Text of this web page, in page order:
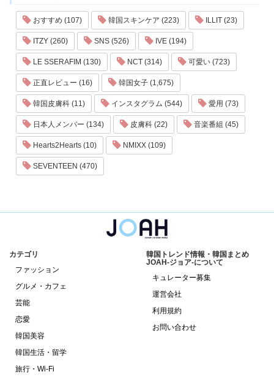
おすすめ (107) 韓国スキンケア (223) ILLIT (23)
ITZY (260) SNS (526) IVE (194)
LE SSERAFIM (130) NCT (314) 可愛い (723)
正直レビュー (16) 韓国女子 (1,675)
韓国皮膚科 (11) インスタグラム (544) 愛用 (73)
日本人メンバー (134) 皮膚科 (22) 音楽番組 (45)
Hearts2Hearts (10) NMIXX (109)
SEVENTEEN (470)
カテゴリ
ファッション
グルメ・カフェ
芸能
恋愛
韓国美容
韓国生活・留学
旅行・Wi-Fi
韓国トレンド情報・韓国まとめ
JOAH-ジョア-について
キュレーター募集
運営会社
利用規約
お問い合わせ